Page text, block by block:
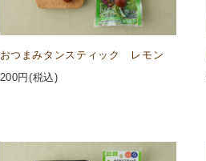
おつまみタンスティック レモン
200円(税込)